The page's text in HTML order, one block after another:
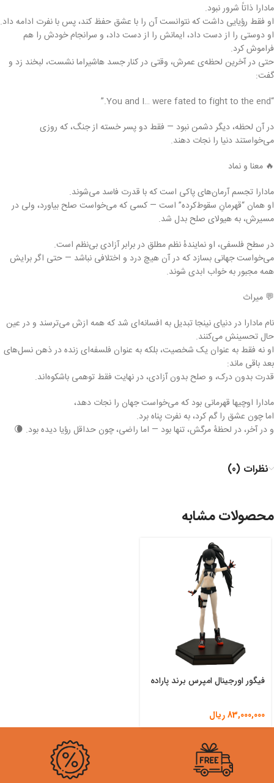
مادارا ذاتاً شرور نبود.
او فقط رؤیایی داشت که نتوانست آن را با عشق حفظ کند، پس با نفرت ادامه داد.
او دوستی را از دست داد، ایمانش را از دست داد، و سرانجام خودش را هم
فراموش کرد.
حتی در آخرین لحظه‌ی عمرش، وقتی در کنار جسد هاشیراما نشست، لبخند زد و
گفت:
“You and I… were fated to fight to the end.”
در آن لحظه، دیگر دشمن نبود — فقط دو پسر خسته از جنگ، که روزی
می‌خواستند دنیا را نجات دهند.
🔥 معنا و نماد
مادارا تجسم آرمان‌های پاکی است که با قدرت فاسد می‌شوند.
او همان “قهرمانِ سقوط‌کرده” است — کسی که می‌خواست صلح بیاورد، ولی در
مسیرش، به هیولای صلح بدل شد.
در سطح فلسفی، او نمایندهٔ نظم مطلق در برابر آزادی بی‌نظم است.
می‌خواست جهانی بسازد که در آن هیچ درد و اختلافی نباشد — حتی اگر برایش
همه مجبور به خواب ابدی شوند.
💬 میراث
نام مادارا در دنیای نینجا تبدیل به افسانه‌ای شد که همه ازش می‌ترسند و در عین
حال تحسینش می‌کنند.
او نه فقط به عنوان یک شخصیت، بلکه به عنوان فلسفه‌ای زنده در ذهن نسل‌های
بعد باقی ماند:
قدرت بدون درک، و صلح بدون آزادی، در نهایت فقط توهمی باشکوه‌اند.
مادارا اوچیها قهرمانی بود که می‌خواست جهان را نجات دهد،
اما چون عشق را گم کرد، به نفرت پناه برد.
و در آخر، در لحظهٔ مرگش، تنها بود — اما راضی، چون حداقل رؤیا دیده بود. 🌘
نظرات (0)
محصولات مشابه
فیگور اورجینال امپرس برند پاراده
83,000,000ریال